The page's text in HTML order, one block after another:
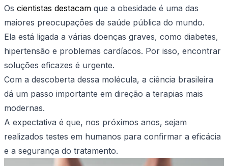
Os cientistas destacam que a obesidade é uma das
maiores preocupações de saúde pública do mundo.
Ela está ligada a várias doenças graves, como diabetes,
hipertensão e problemas cardíacos. Por isso, encontrar
soluções eficazes é urgente.
Com a descoberta dessa molécula, a ciência brasileira
dá um passo importante em direção a terapias mais
modernas.
A expectativa é que, nos próximos anos, sejam
realizados testes em humanos para confirmar a eficácia
e a segurança do tratamento.